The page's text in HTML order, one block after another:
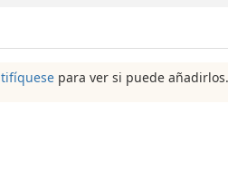
para ver si puede añadirlos.